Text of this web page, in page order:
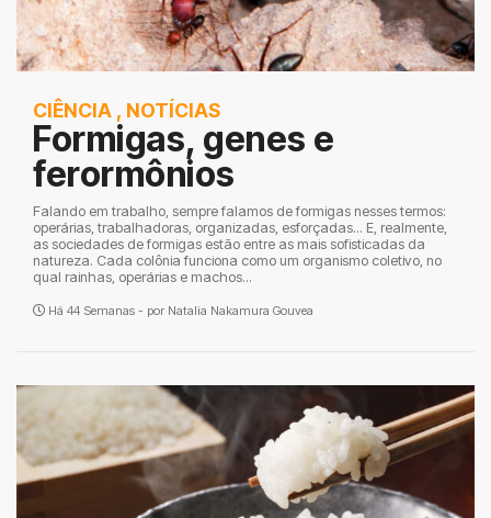
CIÊNCIA , NOTÍCIAS
Formigas, genes e
ferormônios
Falando em trabalho, sempre falamos de formigas nesses termos:
operárias, trabalhadoras, organizadas, esforçadas... E, realmente,
as sociedades de formigas estão entre as mais sofisticadas da
natureza. Cada colônia funciona como um organismo coletivo, no
qual rainhas, operárias e machos...
Há 44 Semanas - por Natalia Nakamura Gouvea